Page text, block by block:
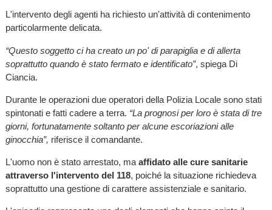
L'intervento degli agenti ha richiesto un'attività di contenimento
particolarmente delicata.
“Questo soggetto ci ha creato un po' di parapiglia e di allerta
soprattutto quando è stato fermato e identificato”, spiega Di
Ciancia.
Durante le operazioni due operatori della Polizia Locale sono stati
spintonati e fatti cadere a terra. “La prognosi per loro è stata di tre
giorni, fortunatamente soltanto per alcune escoriazioni alle
ginocchia”, riferisce il comandante.
L'uomo non è stato arrestato, maaffidato alle cure sanitarie
attraverso l'intervento del 118, poiché la situazione richiedeva
soprattutto una gestione di carattere assistenziale e sanitario.